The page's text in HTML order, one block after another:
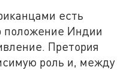
есть
положение Индии
Претория
роль и, между